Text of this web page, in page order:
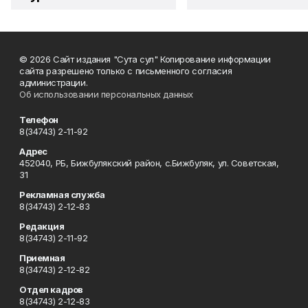
© 2026 Сайт издания "Сута сул" Копирование информации
сайта разрешено только с письменного согласия
администрации.
Об использовании персональных данных
Телефон
8(34743) 2-11-92
Адрес
452040, РБ, Бижбулякский район, с.Бижбуляк, ул. Советская,
31
Рекламная служба
8(34743) 2-12-83
Редакция
8(34743) 2-11-92
Приемная
8(34743) 2-12-82
Отдел кадров
8(34743) 2-12-83